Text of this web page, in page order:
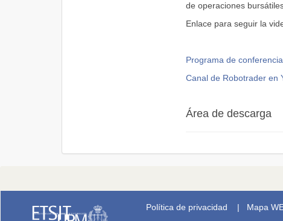
de operaciones
Enlace para seguir la
Programa de
Canal de Robotrader en
Área de descarga
Política de privacidad | Mapa